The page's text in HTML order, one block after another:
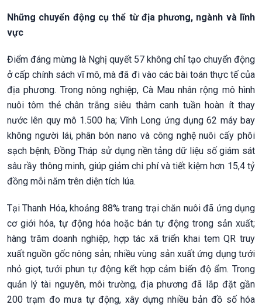
Những chuyển động cụ thể từ địa phương, ngành và lĩnh
vực
Điểm đáng mừng là Nghị quyết 57 không chỉ tạo chuyển động
ở cấp chính sách vĩ mô, mà đã đi vào các bài toán thực tế của
địa phương. Trong nông nghiệp, Cà Mau nhân rộng mô hình
nuôi tôm thẻ chân trắng siêu thâm canh tuần hoàn ít thay
nước lên quy mô 1.500 ha; Vĩnh Long ứng dụng 62 máy bay
không người lái, phân bón nano và công nghệ nuôi cấy phôi
sạch bệnh; Đồng Tháp sử dụng nền tảng dữ liệu số giám sát
sâu rầy thông minh, giúp giảm chi phí và tiết kiệm hơn 15,4 tỷ
đồng mỗi năm trên diện tích lúa.
Tại Thanh Hóa, khoảng 88% trang trại chăn nuôi đã ứng dụng
cơ giới hóa, tự động hóa hoặc bán tự động trong sản xuất;
hàng trăm doanh nghiệp, hợp tác xã triển khai tem QR truy
xuất nguồn gốc nông sản; nhiều vùng sản xuất ứng dụng tưới
nhỏ giọt, tưới phun tự động kết hợp cảm biến độ ẩm. Trong
quản lý tài nguyên, môi trường, địa phương đã lắp đặt gần
200 trạm đo mưa tự động, xây dựng nhiều bản đồ số hóa